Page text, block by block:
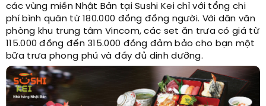
các vùng miền Nhật Bản tại Sushi Kei chỉ với tổng chi
phí bình quân từ 180.000 đồng đồng người. Với dân văn
phòng khu trung tâm Vincom, các set ăn trưa có giá từ
115.000 đồng đến 315.000 đồng đảm bảo cho bạn một
bữa trưa phong phú và đầy đủ dinh dưỡng.